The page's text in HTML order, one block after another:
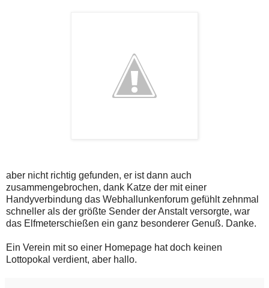
aber nicht richtig gefunden, er ist dann auch
zusammengebrochen, dank Katze der mit einer
Handyverbindung das Webhallunkenforum gefühlt zehnmal
schneller als der größte Sender der Anstalt versorgte, war
das Elfmeterschießen ein ganz besonderer Genuß. Danke.
Ein Verein mit so einer Homepage hat doch keinen
Lottopokal verdient, aber hallo.